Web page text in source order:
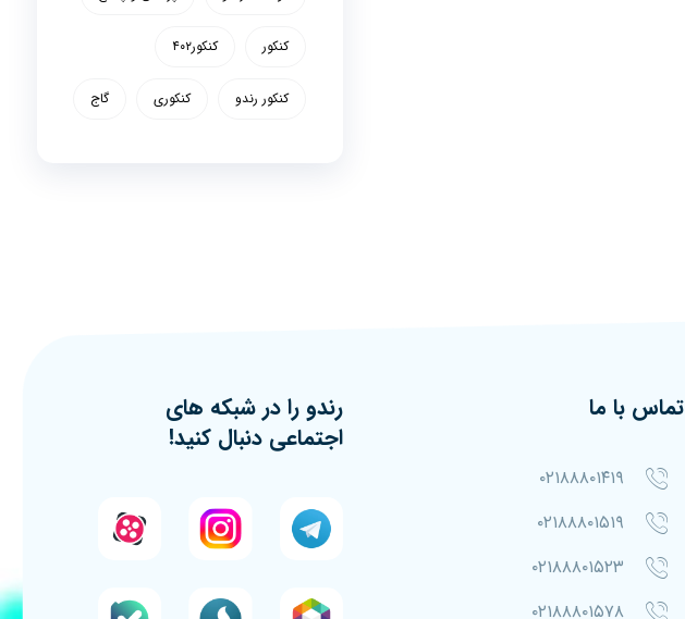
کنکور کنکور۴۰۲
کنکور رندو کنکوری گاج
تماس با ما
۰۲۱۸۸۸۰۱۴۱۹
۰۲۱۸۸۸۰۱۵۱۹
۰۲۱۸۸۸۰۱۵۲۳
۰۲۱۸۸۸۰۱۵۷۸
رندو را در شبکه های
اجتماعی دنبال کنید!